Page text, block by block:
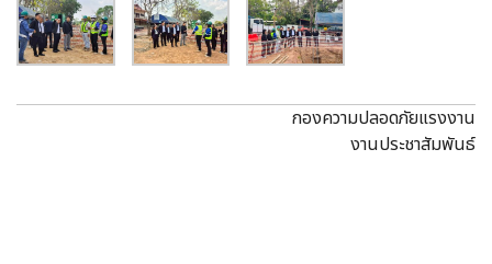
กองความปลอดภัยแรงงาน
งานประชาสัมพันธ์